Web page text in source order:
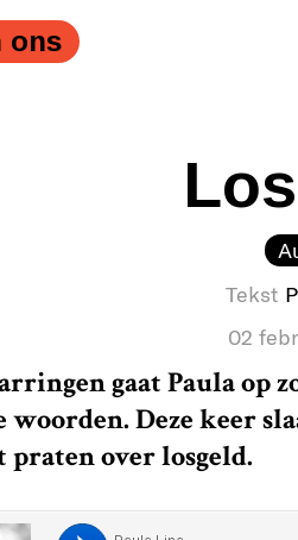
ons
Tekst
02
gaat Paula op
woorden. Deze keer
over losgeld.